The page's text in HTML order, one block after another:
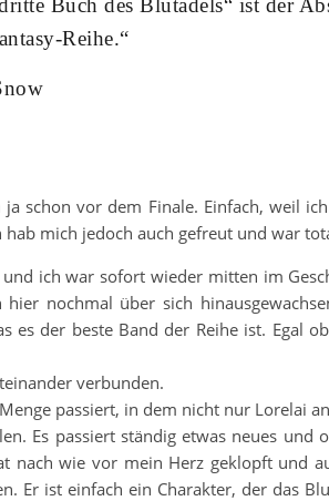
Buch des Blutadels“ ist der
Reihe.“
schon vor dem Finale. Einfach, weil
mich jedoch auch gefreut und war
ich war sofort wieder mitten im
nochmal über sich
es der beste Band der Reihe ist. Egal
verbunden.
passiert, in dem nicht nur Lorelai
Es passiert ständig etwas neues
nach wie vor mein Herz geklopft und
Er ist einfach ein Charakter, der das